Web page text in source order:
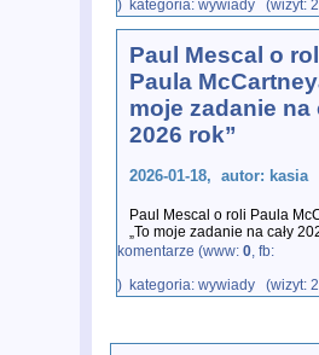
) kategoria: wywiady (wizyt:
Paul Mescal o
Paula
moje zadanie na
2026 rok”
2026-01-18, autor: kasia
Paul Mescal o roli Paula
„To moje zadanie na cały
przedsięwzięcie Sama
komentarze (www: 0, fb:
) kategoria: wywiady (wizyt: